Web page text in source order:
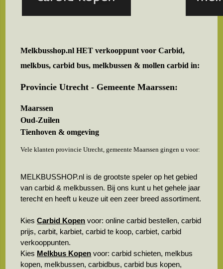
Melkbusshop.nl HET verkooppunt voorCarbid,
melkbus, carbid bus, melkbussen & mollen carbid in:
Provincie Utrecht - Gemeente Maarssen:
Maarssen
Oud-Zuilen
Tienhoven & omgeving
Vele klanten provincie Utrecht, gemeente Maarssen gingen u voor:
MELKBUSSHOP.nl is de grootste speler op het gebied
van carbid & melkbussen. Bij ons kunt u het gehele jaar
terecht en heeft u keuze uit een zeer breed assortiment.
KiesCarbid Kopen voor: online carbid bestellen, carbid
prijs, carbit, karbiet, carbid te koop, carbiet, carbid
verkooppunten.
Kies Melkbus Kopen voor: carbid schieten, melkbus
kopen, melkbussen, carbidbus, carbid bus kopen,